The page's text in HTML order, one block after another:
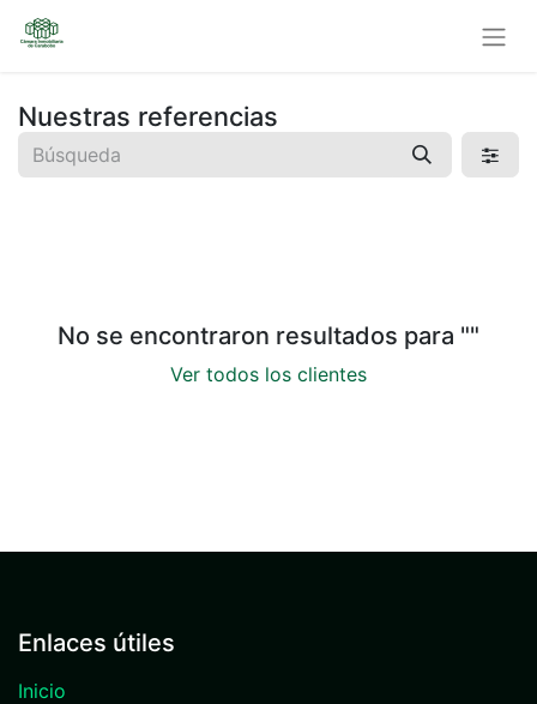
Nuestras referencias
No se encontraron resultados para ""
Ver todos los clientes
Enlaces útiles
Inicio